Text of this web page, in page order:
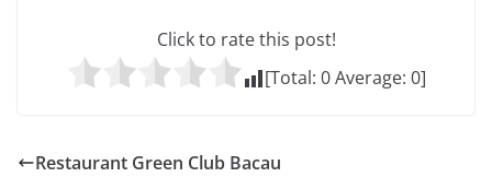
Click to rate this post!
[Total: 0Average: 0]
Restaurant Green Club Bacau